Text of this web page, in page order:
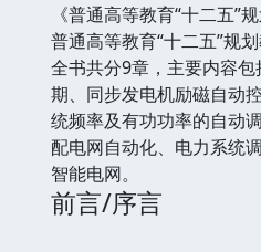
《普通高等教育“十二五”
普通高等教育“十二五”规划
全书共分9章，主要内容
期、同步发电机励磁自动
统频率及有功功率的自动
配电网自动化、电力系统
智能电网。
前言/序言